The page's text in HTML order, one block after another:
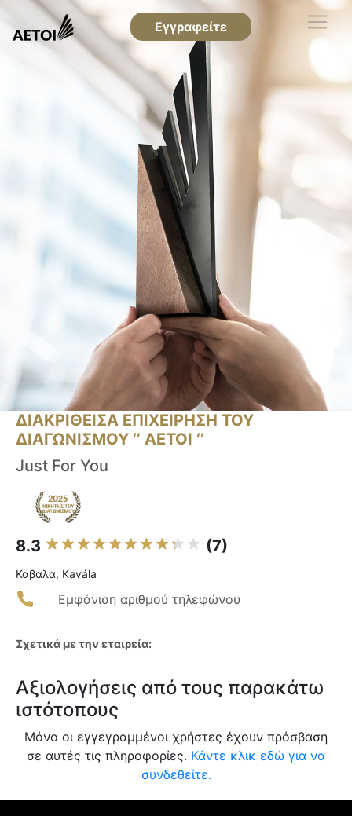
Εγγραφείτε
ΔΙΑΚΡΙΘΕΙΣΑ ΕΠΙΧΕΙΡΗΣΗ ΤΟΥ
ΔΙΑΓΩΝΙΣΜΟΥ ‘’ ΑΕΤΟΙ ‘’
Just For You
8.3 (7)
Καβάλα, Kavála
Εμφάνιση αριθμού τηλεφώνου
Σχετικά με την εταιρεία:
Αξιολογήσεις από τους παρακάτω
ιστότοπους
Μόνο οι εγγεγραμμένοι χρήστες έχουν πρόσβαση
σε αυτές τις πληροφορίες. Κάντε κλικ εδώ για να
συνδεθείτε.